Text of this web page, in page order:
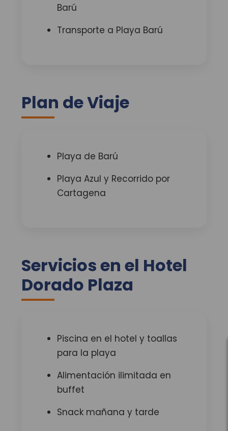
Barú
Transporte a Playa Barú
Plan de Viaje
Playa de Barú
Playa Azul y Recorrido por
Cartagena
Servicios en el Hotel
Dorado Plaza
Piscina en el hotel y toallas
para la playa
Alimentación ilimitada en
buffet
Snack mañana y tarde